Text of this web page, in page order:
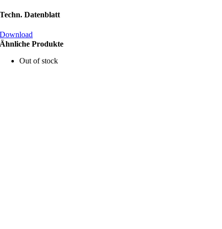
Techn. Datenblatt
Download
Ähnliche Produkte
Out of stock